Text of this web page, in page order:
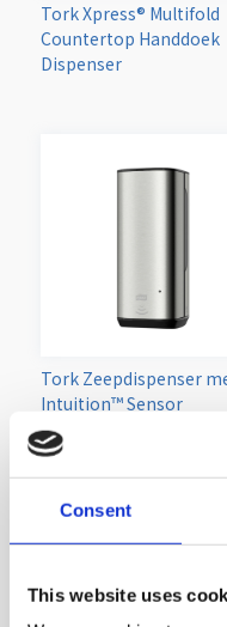
Consent
This website uses
Tork Xpress® Multifold
Countertop Handdoek
Dispenser
Tork Zeepdispenser
Intuition™ Sensor